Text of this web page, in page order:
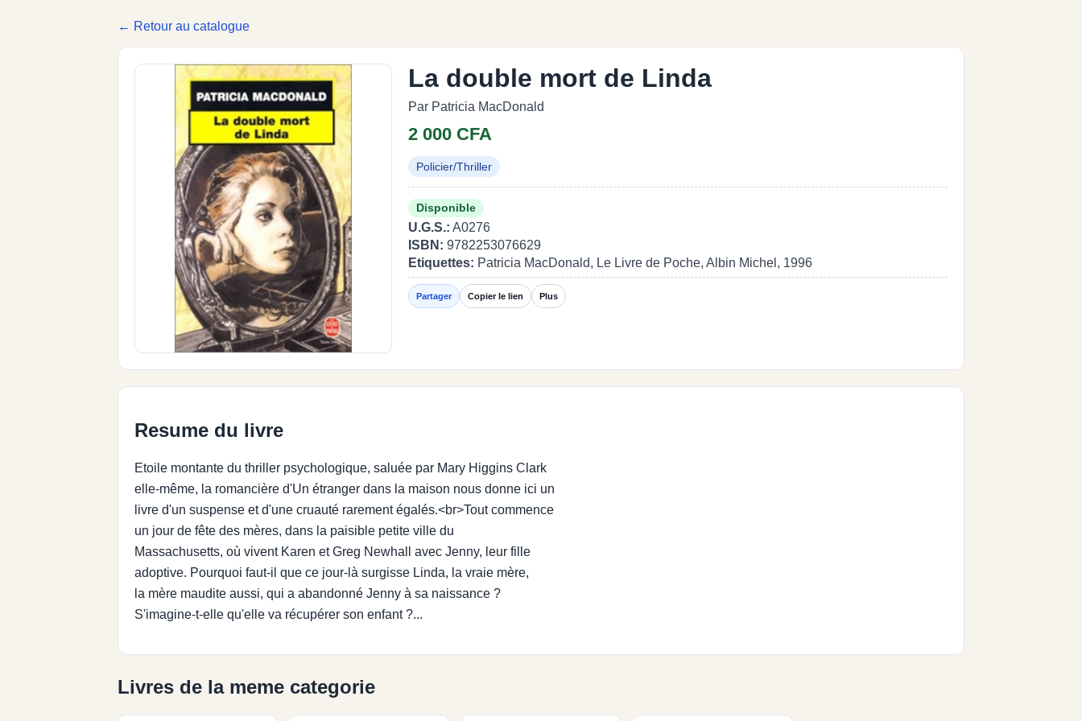
← Retour au catalogue
La double mort de Linda
Par Patricia MacDonald
2 000 CFA
Policier/Thriller
Disponible
U.G.S.: A0276
ISBN: 9782253076629
Etiquettes: Patricia MacDonald, Le Livre de Poche, Albin Michel, 1996
Partager Copier le lien Plus
Resume du livre
Etoile montante du thriller psychologique, saluée par Mary Higgins Clark
elle-même, la romancière d'Un étranger dans la maison nous donne ici un
livre d'un suspense et d'une cruauté rarement égalés.<br>Tout commence
un jour de fête des mères, dans la paisible petite ville du
Massachusetts, où vivent Karen et Greg Newhall avec Jenny, leur fille
adoptive. Pourquoi faut-il que ce jour-là surgisse Linda, la vraie mère,
la mère maudite aussi, qui a abandonné Jenny à sa naissance ?
S'imagine-t-elle qu'elle va récupérer son enfant ?...
Livres de la meme categorie